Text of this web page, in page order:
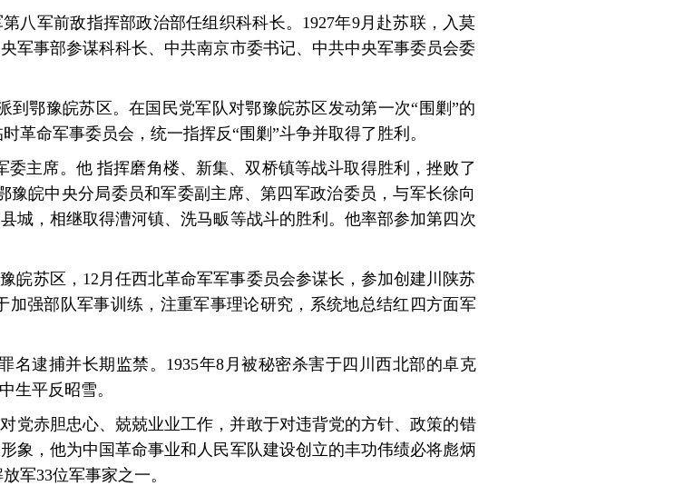
八军前敌指挥部政治部任组织科科长。1927年9月赴苏联，入莫
军事部参谋科科长、中共南京市委书记、中共中央军事委员会委
到鄂豫皖苏区。在国民党军队对鄂豫皖苏区发动第一次“围剿”的
革命军事委员会，统一指挥反“围剿”斗争并取得了胜利。
委主席。他 指挥磨角楼、新集、双桥镇等战斗取得胜利，挫败了
豫皖中央分局委员和军委副主席、第四军政治委员，与军长徐向
城，相继取得漕河镇、洗马畈等战斗的胜利。他率部参加第四次
皖苏区，12月任西北革命军军事委员会参谋长，参加创建川陕苏
强部队军事训练，注重军事理论研究，系统地总结红四方面军
名逮捕并长期监禁。1935年8月被秘密杀害于四川西北部的卓克
生平反昭雪。
党赤胆忠心、兢兢业业工作，并敢于对违背党的方针、政策的错
象，他为中国革命事业和人民军队建设创立的丰功伟绩必将彪炳
军33位军事家之一。